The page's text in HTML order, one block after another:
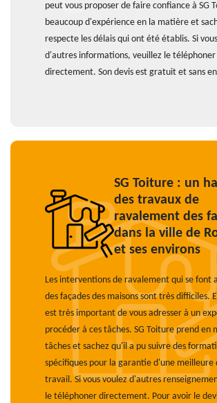
peut vous proposer de faire confiance à SG
beaucoup d'expérience en la matière et
respecte les délais qui ont été établis. Si
d'autres informations, veuillez le téléphoner
directement. Son devis est gratuit et sans
SG Toiture : un
des travaux de
ravalement des
dans la ville de
et ses environs
Les interventions de ravalement qui se font
des façades des maisons sont très difficiles.
est très important de vous adresser à un
procéder à ces tâches. SG Toiture prend en
tâches et sachez qu'il a pu suivre des
spécifiques pour la garantie d'une meilleure
travail. Si vous voulez d'autres
le téléphoner directement. Pour avoir le